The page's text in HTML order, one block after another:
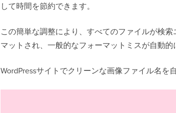
して時間を節約できます。
この簡単な調整により、すべてのファイルが検
マットされ、一般的なフォーマットミスが自動的
WordPressサイトでクリーンな画像ファイル名を